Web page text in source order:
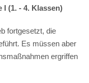
(1. - 4. Klassen)
fortgesetzt, die
Es müssen aber
ergriffen